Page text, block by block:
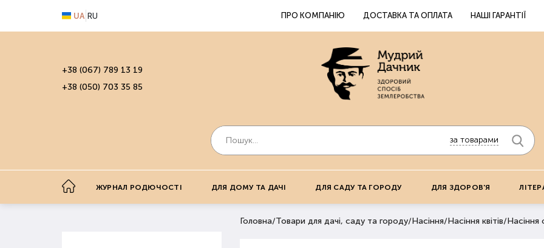
UA RU ПРО КОМПАНІЮ ДОСТАВКА ТА ОПЛАТА НАШІ ГАРАНТІЇ
+38 (067) 789 13 19
+38 (050) 703 35 85
за товарами
ЖУРНАЛ РОДЮЧОСТІ ДЛЯ ДОМУ ТА ДАЧІ ДЛЯ САДУ ТА ГОРОДУ ДЛЯ ЗДОРОВ'Я
Головна/Товари для дачі, саду та городу/Насіння/Насіння квітів/Насіння